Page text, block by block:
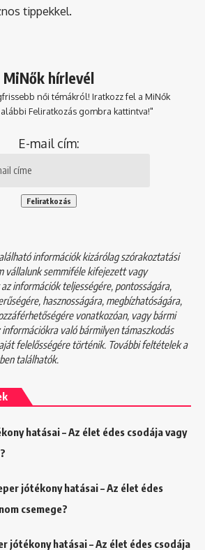
tippekkel.
MiNők hírlevél
női témákról! Iratkozz fel a MiNők
Feliratkozás gombra kattintva!"
E-mail cím:
információk kizárólag szórakoztatási
vállalunk semmiféle kifejezett vagy
információk teljességére, pontosságára,
hasznosságára, megbízhatóságára,
vonatkozóan, vagy bármi
való bármilyen támaszkodás
felelősségére történik. További feltételek a
találhatók.
hatásai – Az élet édes csodája vagy
jótékony hatásai – Az élet édes
csemege?
jótékony hatásai – Az élet édes csodája